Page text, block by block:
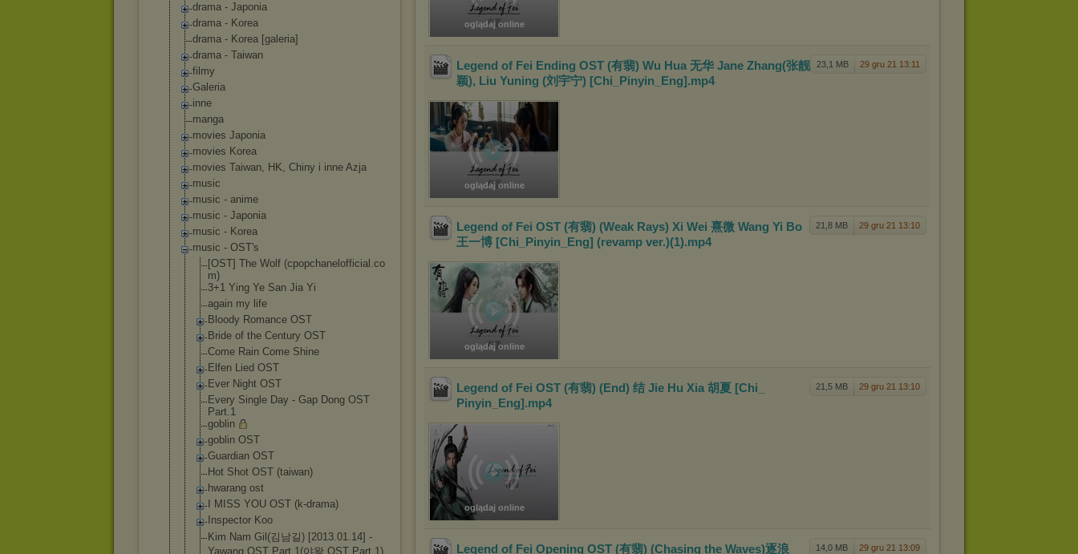
drama - Japonia
drama - Korea
drama - Korea [galeria]
drama - Taiwan
filmy
Galeria
inne
manga
movies Japonia
movies Korea
movies Taiwan, HK, Chiny i inne Azja
music
music - anime
music - Japonia
music - Korea
music - OST's
[OST] The Wolf (cpopchanel official.co
m)
3+1 Ying Ye San Jia Yi
again my life
Bloody Romance OST
Bride of the Century OST
Come Rain Come Shine
Elfen Lied OST
Ever Night OST
Every Single Day - Gap Dong OST
Part.1
goblin
goblin OST
Guardian OST
Hot Shot OST (taiwan)
hwarang ost
I MISS YOU OST (k-drama)
Inspector Koo
Kim Nam Gil(김남길) [2013.01.14] -
Yawang OST Part.1(야왕 OST Part.1)
oglądaj online
23,1 MB 29 gru 21 13:11
Legend of Fei Ending OST (有翡) Wu Hua 无华 Jane Zhang(张靓
颖), Liu Yuning (刘宇宁) [Chi_Pinyin_Eng] .mp4
oglądaj online
21,8 MB 29 gru 21 13:10
Legend of Fei OST (有翡) (Weak Rays) Xi Wei 熹微 Wang Yi Bo
王一博 [Chi_Pinyin_Eng] (revamp ver.)(1).mp4
oglądaj online
21,5 MB 29 gru 21 13:10
Legend of Fei OST (有翡) (End) 结 Jie Hu Xia 胡夏 [Chi_
Pinyin_Eng] .mp4
oglądaj online
14,0 MB 29 gru 21 13:09
Legend of Fei Opening OST (有翡) (Chasing the Waves)逐浪